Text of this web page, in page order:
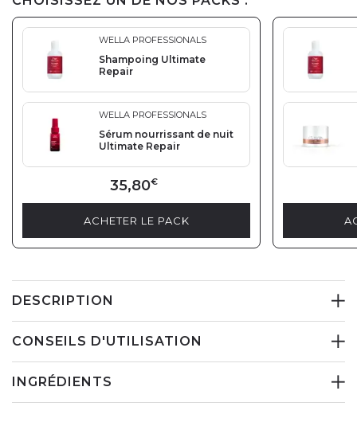
WELLA PROFESSIONALS
Shampoing Ultimate
Repair
WELLA PROFESSIONALS
Sérum nourrissant de nuit
Ultimate Repair
35,80€
ACHETER LE PACK
DESCRIPTION
CONSEILS D'UTILISATION
INGRÉDIENTS